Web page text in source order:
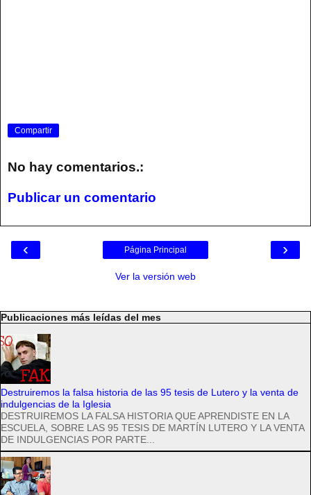
Compartir
No hay comentarios.:
Publicar un comentario
‹ ›
Página Principal
Ver la versión web
Publicaciones más leídas del mes
Destruiremos la falsa historia de las 95 tesis de Lutero y la venta de
indulgencias de la Iglesia
DESTRUIREMOS LA FALSA HISTORIA QUE APRENDISTE EN LA
ESCUELA, SOBRE LAS 95 TESIS DE MARTÍN LUTERO Y LA VENTA
DE INDULGENCIAS POR PARTE...